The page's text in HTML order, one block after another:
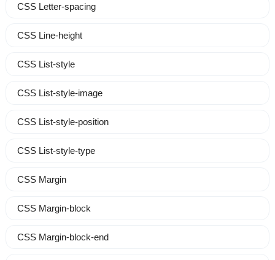
CSS Letter-spacing
CSS Line-height
CSS List-style
CSS List-style-image
CSS List-style-position
CSS List-style-type
CSS Margin
CSS Margin-block
CSS Margin-block-end